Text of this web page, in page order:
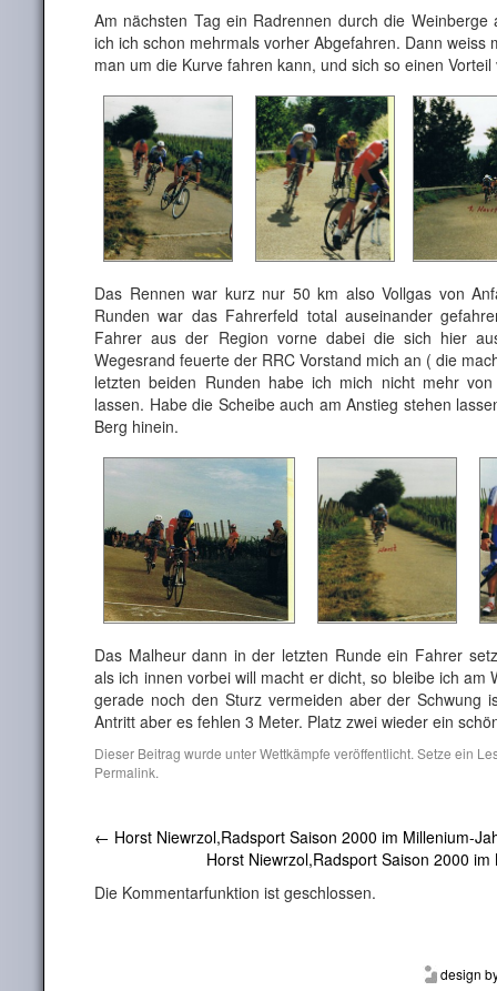
Am nächsten Tag ein Radrennen durch die Weinberge
ich ich schon mehrmals vorher Abgefahren. Dann weiss
man um die Kurve fahren kann, und sich so einen
Das Rennen war kurz nur 50 km also Vollgas von
Runden war das Fahrerfeld total auseinander
Fahrer aus der Region vorne dabei die sich hier
Wegesrand feuerte der RRC Vorstand mich an ( die
letzten beiden Runden habe ich mich nicht mehr
lassen. Habe die Scheibe auch am Anstieg stehen
Berg hinein.
Das Malheur dann in der letzten Runde ein Fahrer
als ich innen vorbei will macht er dicht, so bleibe ich am
gerade noch den Sturz vermeiden aber der Schwung
Antritt aber es fehlen 3 Meter. Platz zwei wieder ein
Dieser Beitrag wurde unterWettkämpfe veröffentlicht. Setze ein
Permalink.
← Horst Niewrzol,Radsport Saison 2000 im Millenium-
Horst Niewrzol,Radsport Saison 2000
Die Kommentarfunktion ist geschlossen.
design